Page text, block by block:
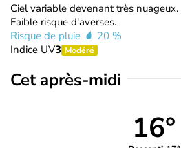
Ciel variable devenant très nuageux.
Faible risque d'averses.
Risque de pluie
20 %
Indice UV3 Modéré
Cet après-midi
16°